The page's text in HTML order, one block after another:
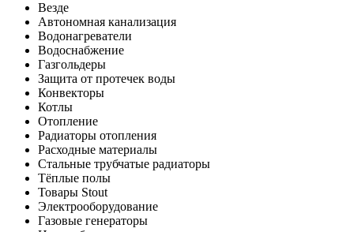
Везде
Автономная канализация
Водонагреватели
Водоснабжение
Газгольдеры
Защита от протечек воды
Конвекторы
Котлы
Отопление
Радиаторы отопления
Расходные материалы
Стальные трубчатые радиаторы
Тёплые полы
Товары Stout
Электрооборудование
Газовые генераторы